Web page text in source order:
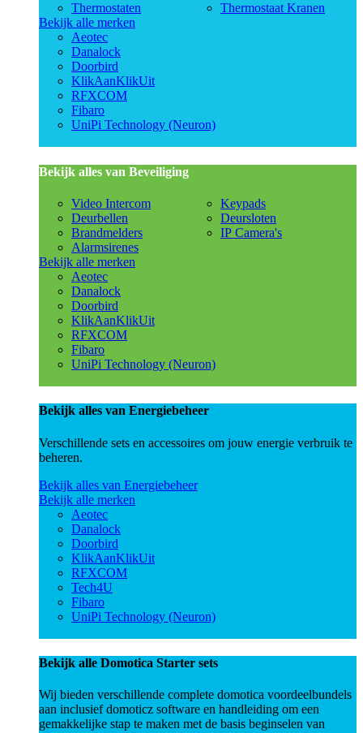
Thermostaten
Thermostaat Kranen
Bekijk alle merken
Aeotec
Danalock
Doorbird
KlikAanKlikUit
RFXCOM
Fibaro
UniPi Technology (Neuron)
Bekijk alles van Beveiliging
Video Intercom
Deurbellen
Brandmelders
Alarmsirenes
Keypads
Deursloten
IP Camera's
Bekijk alle merken
Aeotec
Danalock
Doorbird
KlikAanKlikUit
RFXCOM
Fibaro
UniPi Technology (Neuron)
Bekijk alles van Energiebeheer
Verschillende sets en accessoires om jouw energie verbruik te
beheren.
Bekijk alles van Energiebeheer
Bekijk alle merken
Aeotec
Danalock
Doorbird
KlikAanKlikUit
RFXCOM
Tech4U
Fibaro
UniPi Technology (Neuron)
Bekijk alle Domotica Starter sets
Wij bieden verschillende complete domotica voordeelbundels
aan inclusief domoticz software en handleiding om een
gemakkelijke stap te maken met de basis beginselen van